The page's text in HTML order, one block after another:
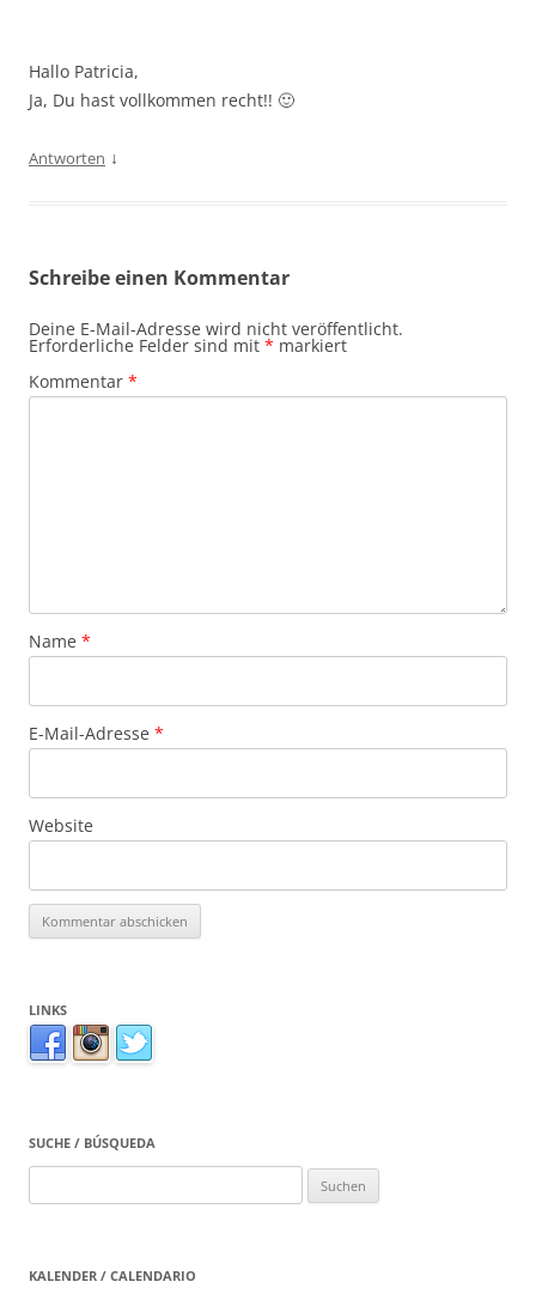
Hallo Patricia,
Ja, Du hast vollkommen recht!! 🙂
Antworten ↓
Schreibe einen Kommentar
Deine E-Mail-Adresse wird nicht veröffentlicht.
Erforderliche Felder sind mit * markiert
Kommentar *
Name *
E-Mail-Adresse *
Website
LINKS
SUCHE / BÚSQUEDA
nach:
KALENDER / CALENDARIO